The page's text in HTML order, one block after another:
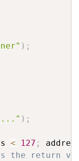
) ;
) ;
< 127 ;
the return